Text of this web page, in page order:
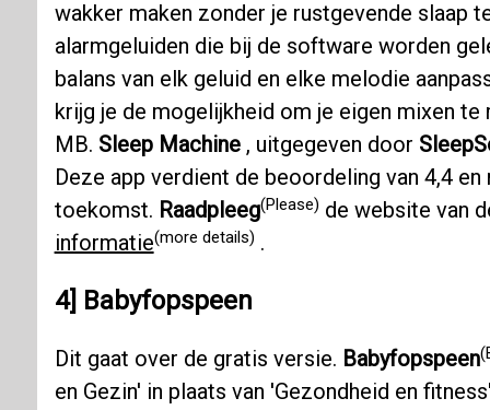
wakker maken zonder je rustgevende slaap
alarmgeluiden die bij de software worden
balans van elk geluid en elke melodie
krijg je de mogelijkheid om je eigen mixen
MB. Sleep Machine, uitgegeven door
Deze app verdient de beoordeling van 4,4
toekomst. Raadpleeg(Please) de website van
informatie(more details) .
4] Babyfopspeen
Dit gaat over de gratis versie. Babyfopspeen
en Gezin' in plaats van 'Gezondheid en